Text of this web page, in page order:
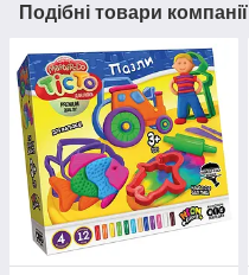
Подібні товари компанії